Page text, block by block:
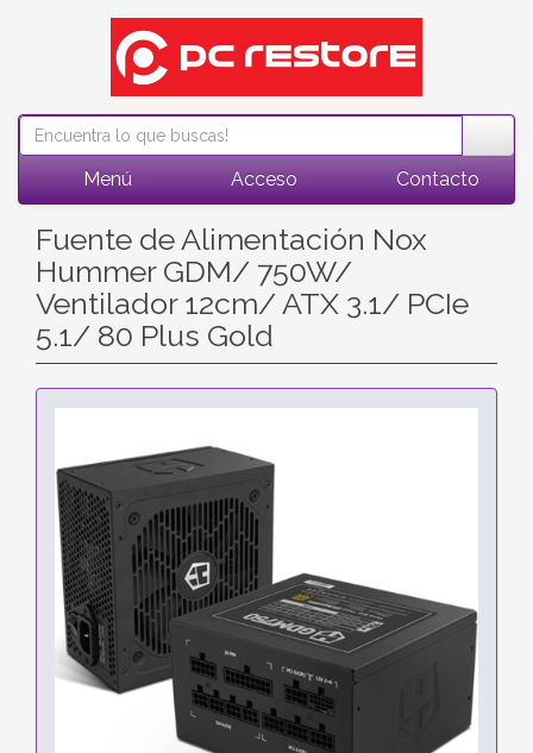
Menú Acceso Contacto
Fuente de Alimentación Nox
Hummer GDM/ 750W/
Ventilador 12cm/ ATX 3.1/ PCIe
5.1/ 80 Plus Gold